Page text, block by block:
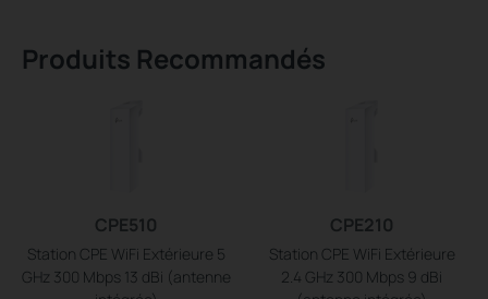
Produits Recommandés
CPE510
Station CPE WiFi Extérieure 5
GHz 300 Mbps 13 dBi (antenne
CPE210
Station CPE WiFi Extérieure
2.4 GHz 300 Mbps 9 dBi